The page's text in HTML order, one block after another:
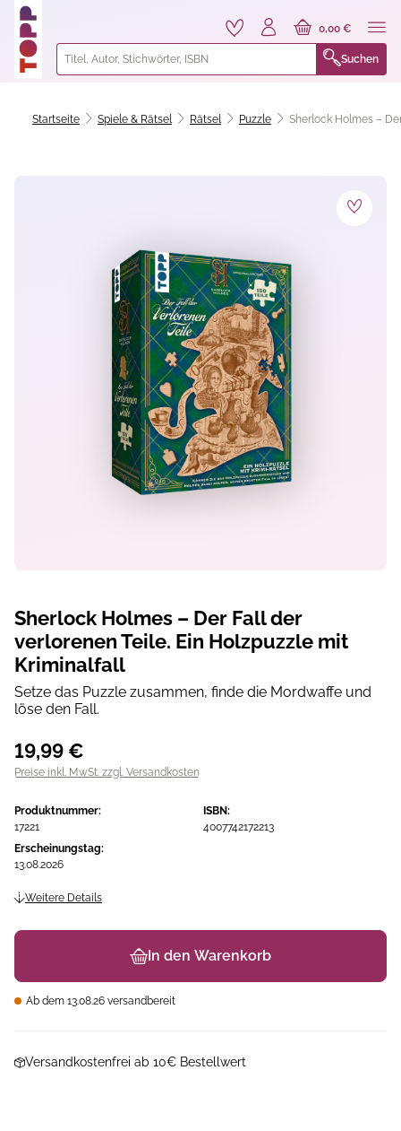
springen
Suchen
0,00 €
Startseite Spiele & Rätsel Rätsel Puzzle Sherlock Holmes –
Sherlock Holmes – Der Fall der
verlorenen Teile. Ein Holzpuzzle mit
Kriminalfall
Setze das Puzzle zusammen, finde die Mordwaffe und
löse den Fall.
19,99 €
Preise inkl. MwSt. zzgl. Versandkosten
Produktnummer:
17221
ISBN:
4007742172213
Erscheinungstag:
13.08.2026
Weitere Details
In den Warenkorb
Ab dem 13.08.26 versandbereit
Versandkostenfrei ab 10€ Bestellwert